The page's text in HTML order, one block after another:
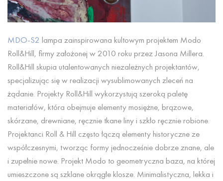
MDO-S2 lampa zainspirowana kultowym projektem Modo
Roll&Hill, firmy założonej w 2010 roku przez Jasona Millera.
Roll&Hill skupia utalentowanych niezależnych projektantów,
specjalizując się w realizacji wysublimowanych zleceń na
żądanie. Projekty Roll&Hill wykorzystują szeroką paletę
materiałów, która obejmuje elementy mosiężne, brązowe,
skórzane, drewniane, ręcznie tkane liny i szkło ręcznie robione.
Projektanci Roll & Hill często łączą elementy historyczne ze
współczesnymi, tworząc formy jednocześnie dobrze znane, ale
i zupełnie nowe. Projekt Modo to geometryczna baza, na której
umieszczone są szklane okrągłe klosze. Minimalistyczna, lekka i